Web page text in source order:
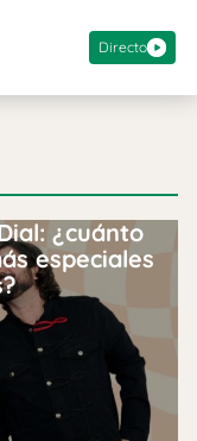
Directo
¿cuánto
especiales